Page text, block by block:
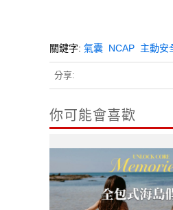
關鍵字: 氣囊 NCAP 主動安
分享:
你可能會喜歡